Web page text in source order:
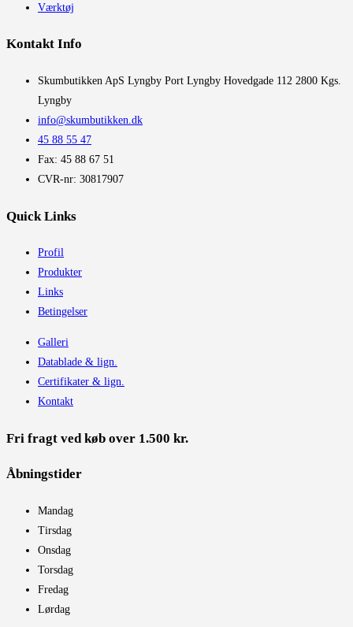
Værktøj
Kontakt Info
​Skumbutikken ApS Lyngby Port Lyngby Hovedgade 112 2800 Kgs.
Lyngby
info@skumbutikken.dk
45 88 55 47
Fax: 45 88 67 51
CVR-nr: 30817907
Quick Links
Profil
Produkter
Links
Betingelser
Galleri
Datablade & lign.
Certifikater & lign.
Kontakt
Fri fragt ved køb over 1.500 kr.
Åbningstider​
Mandag
Tirsdag
Onsdag
Torsdag
Fredag
Lørdag